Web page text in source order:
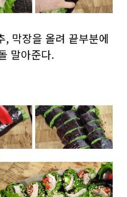
막장을 올려 끝부분에
말아준다.